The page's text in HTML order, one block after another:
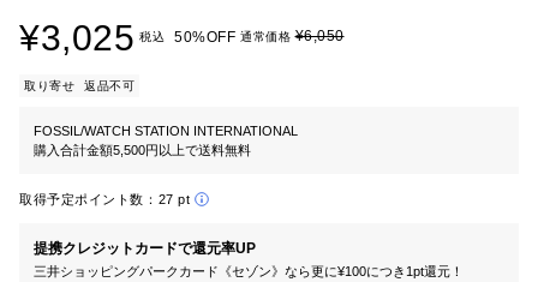
¥3,025 税込 50%OFF 通常価格¥6,050
取り寄せ 返品不可
FOSSIL/WATCH STATION INTERNATIONAL
購入合計金額5,500円以上で送料無料
取得予定ポイント数： 27 pt
提携クレジットカードで還元率UP
三井ショッピングパークカード《セゾン》なら更に¥100につき1pt還元！